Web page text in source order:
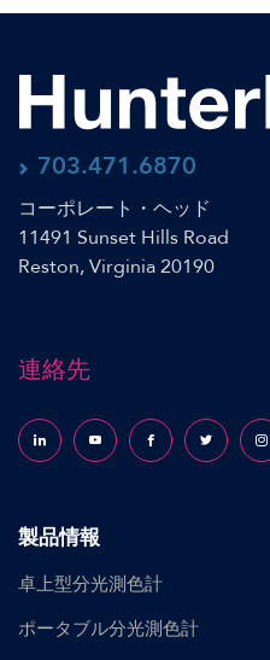
703.471.6870
コーポレート・ヘッド
11491 Sunset Hills Road
Reston, Virginia 20190
連絡先
Follow us on LinkedInFollow us on YouTubeFollow us on Facebook
Follow us
製品情報
卓上型分光測色計
ポータブル分光測色計